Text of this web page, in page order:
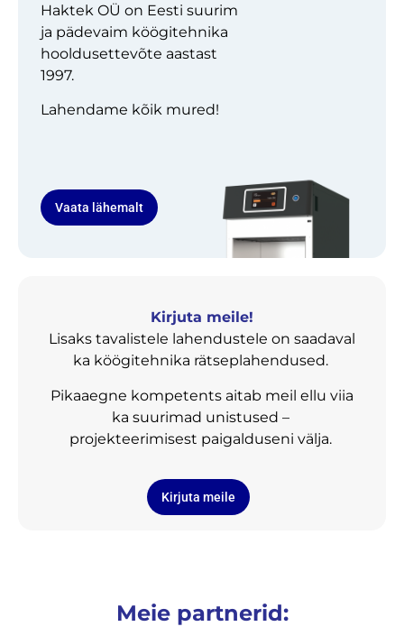
Haktek OÜ on Eesti suurim
ja pädevaim köögitehnika
hooldusettevõte aastast
1997.
Lahendame kõik mured!
Vaata lähemalt
Kirjuta meile!
Lisaks tavalistele lahendustele on saadaval
ka köögitehnika rätseplahendused.
Pikaaegne kompetents aitab meil ellu viia
ka suurimad unistused –
projekteerimisest paigalduseni välja.
Kirjuta meile
Meie partnerid: